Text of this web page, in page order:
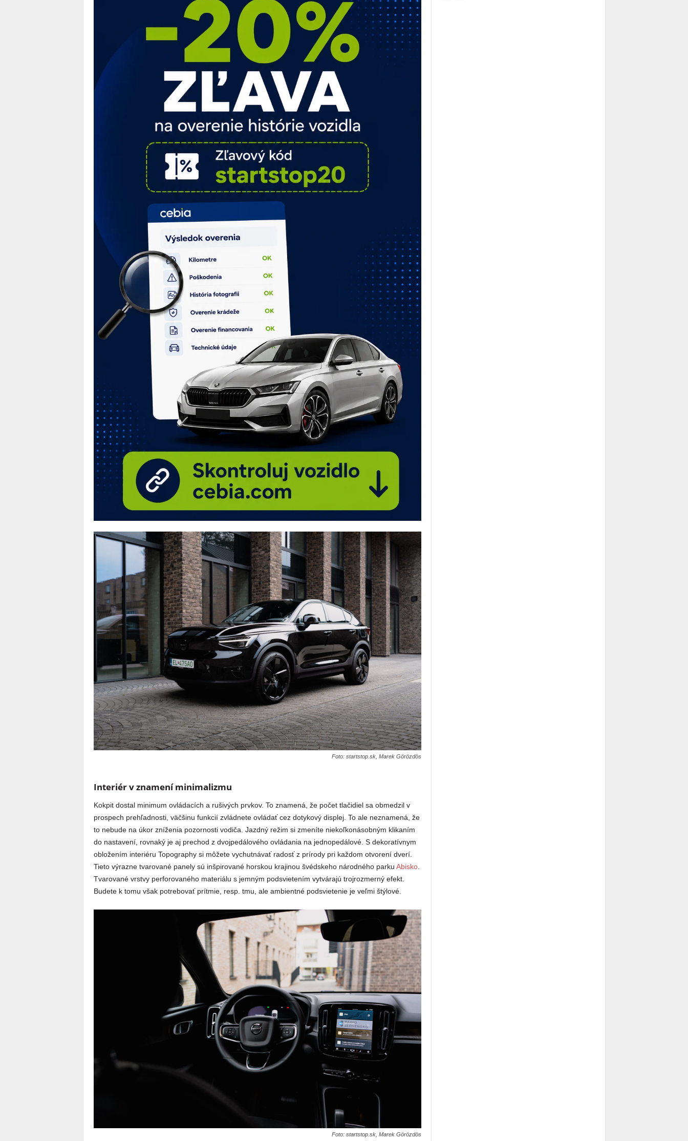
Foto: startstop.sk, Marek Görözdös
Interiér v znamení minimalizmu
Kokpit dostal minimum ovládacích a rušivých prvkov. To znamená, že počet tlačidiel sa obmedzil v
prospech prehľadnosti, väčšinu funkcií zvládnete ovládať cez dotykový displej. To ale neznamená, že
to nebude na úkor zníženia pozornosti vodiča. Jazdný režim si zmeníte niekoľkonásobným klikaním
do nastavení, rovnaký je aj prechod z dvojpedálového ovládania na jednopedálové. S dekoratívnym
obložením interiéru Topography si môžete vychutnávať radosť z prírody pri každom otvorení dverí.
Tieto výrazne tvarované panely sú inšpirované horskou krajinou švédskeho národného parku Abisko.
Tvarované vrstvy perforovaného materiálu s jemným podsvietením vytvárajú trojrozmerný efekt.
Budete k tomu však potrebovať prítmie, resp. tmu, ale ambientné podsvietenie je veľmi štýlové.
Foto: startstop.sk, Marek Görözdös